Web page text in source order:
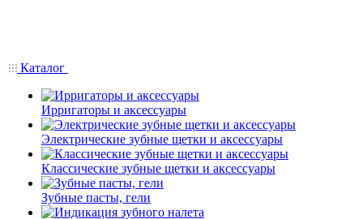
Каталог
Ирригаторы и аксессуары
Электрические зубные щетки и аксессуары
Классические зубные щетки и аксессуары
Зубные пасты, гели